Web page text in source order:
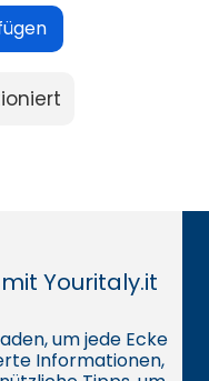
Youritaly.it
um jede Ecke
Informationen,